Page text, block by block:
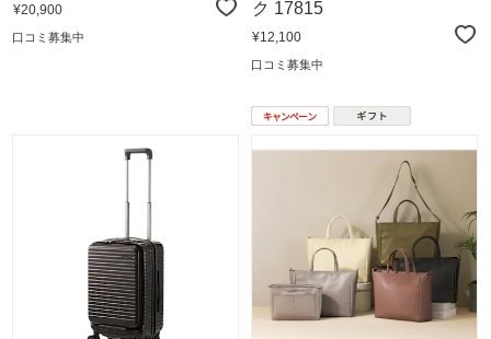
¥20,900
口コミ募集中
ク 17815
¥12,100
口コミ募集中